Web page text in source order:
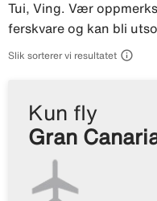
Tui, Ving. Vær
ferskvare og kan bli
Slik sorterer vi resultatet 
Kun fly
Gran